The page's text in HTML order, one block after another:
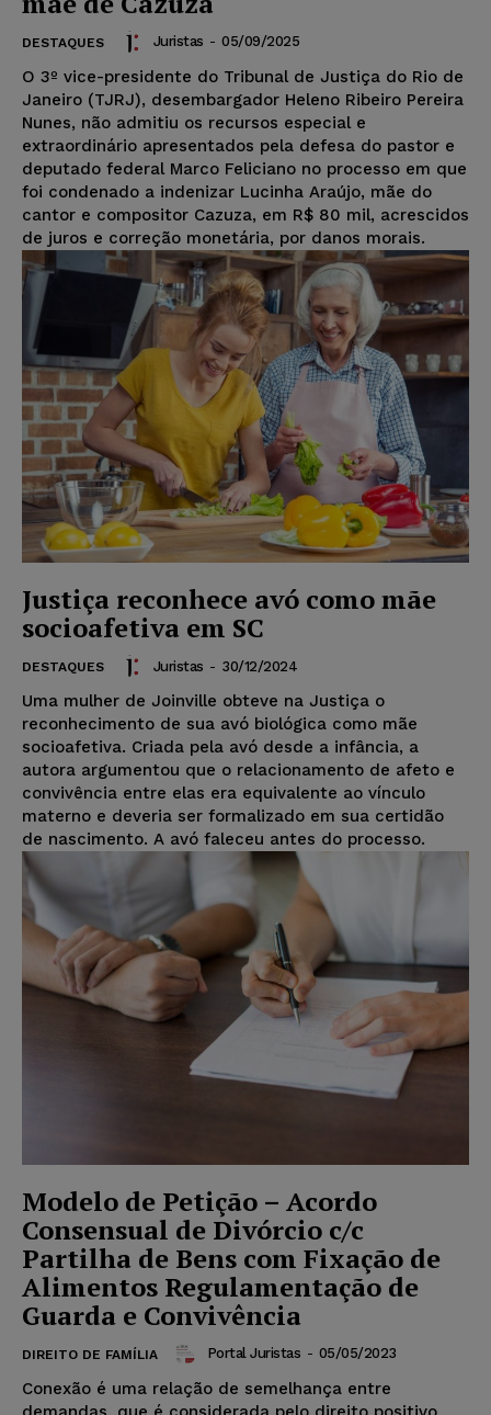
DESTAQUES Juristas - 05/09/2025
O 3º vice-presidente do Tribunal de Justiça do Rio de
Janeiro (TJRJ), desembargador Heleno Ribeiro Pereira
Nunes, não admitiu os recursos especial e
extraordinário apresentados pela defesa do pastor e
deputado federal Marco Feliciano no processo em que
foi condenado a indenizar Lucinha Araújo, mãe do
cantor e compositor Cazuza, em R$ 80 mil, acrescidos
de juros e correção monetária, por danos morais.
Justiça reconhece avó como mãe
socioafetiva em SC
DESTAQUES Juristas - 30/12/2024
Uma mulher de Joinville obteve na Justiça o
reconhecimento de sua avó biológica como mãe
socioafetiva. Criada pela avó desde a infância, a
autora argumentou que o relacionamento de afeto e
convivência entre elas era equivalente ao vínculo
materno e deveria ser formalizado em sua certidão
de nascimento. A avó faleceu antes do processo.
Modelo de Petição – Acordo
Consensual de Divórcio c/c
Partilha de Bens com Fixação de
Alimentos Regulamentação de
Guarda e Convivência
DIREITO DE FAMÍLIA Portal Juristas - 05/05/2023
Conexão é uma relação de semelhança entre